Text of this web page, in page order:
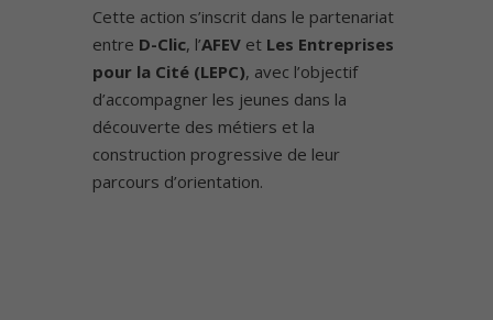
Cette action s’inscrit dans le partenariat
entre D-Clic, l’AFEV et Les Entreprises
pour la Cité (LEPC), avec l’objectif
d’accompagner les jeunes dans la
découverte des métiers et la
construction progressive de leur
parcours d’orientation.